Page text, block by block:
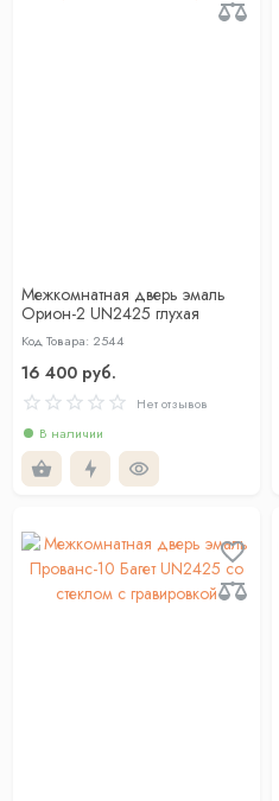
Межкомнатная дверь эмаль
Орион-2 UN2425 глухая
Код Товара: 2544
16 400 руб.
Нет отзывов
В наличии